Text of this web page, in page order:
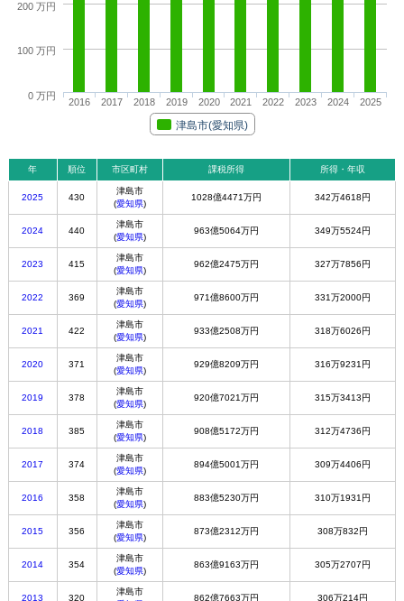
津島市(愛知県)
2016 2017 2018 2019 2020 2021 2022 2023 2024 2025
0 万円
100 万円
200 万円
年 順位 市区町村 課税所得 所得・年収
2025 430
津島市
(愛知県)
1028億4471万円 342万4618円
2024 440
津島市
(愛知県)
963億5064万円 349万5524円
2023 415
津島市
(愛知県)
962億2475万円 327万7856円
2022 369
津島市
(愛知県)
971億8600万円 331万2000円
2021 422
津島市
(愛知県)
933億2508万円 318万6026円
2020 371
津島市
(愛知県)
929億8209万円 316万9231円
2019 378
津島市
(愛知県)
920億7021万円 315万3413円
2018 385
津島市
(愛知県)
908億5172万円 312万4736円
2017 374
津島市
(愛知県)
894億5001万円 309万4406円
2016 358
津島市
(愛知県)
883億5230万円 310万1931円
2015 356
津島市
(愛知県)
873億2312万円 308万832円
2014 354
津島市
(愛知県)
863億9163万円 305万2707円
2013 320
津島市
862億7663万円 306万214円